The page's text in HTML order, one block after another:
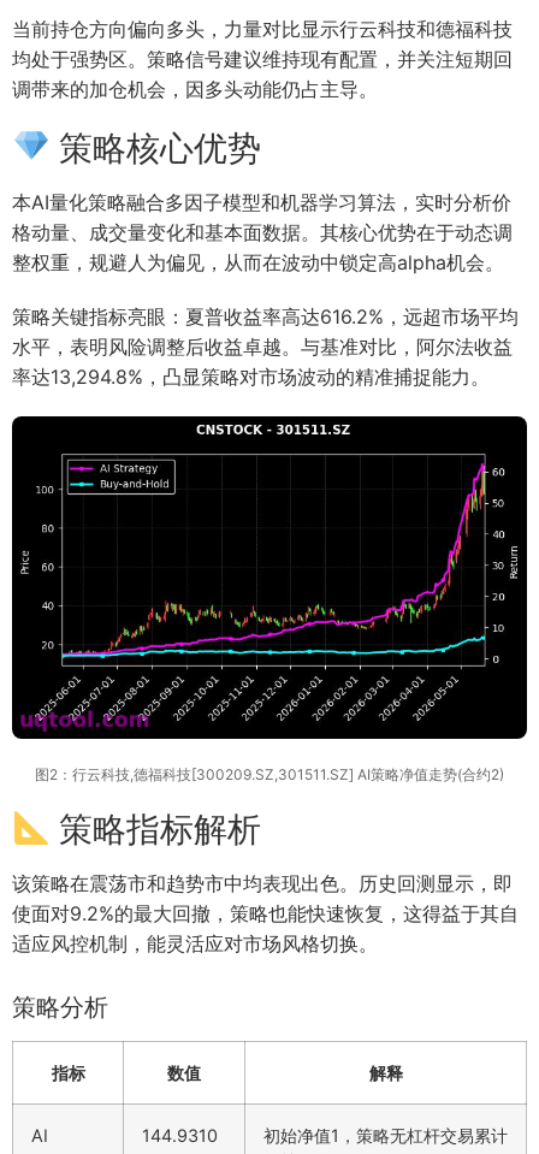
当前持仓方向偏向多头，力量对比显示行云科技和德福科技
均处于强势区。策略信号建议维持现有配置，并关注短期回
调带来的加仓机会，因多头动能仍占主导。
策略核心优势
本AI量化策略融合多因子模型和机器学习算法，实时分析价
格动量、成交量变化和基本面数据。其核心优势在于动态调
整权重，规避人为偏见，从而在波动中锁定高alpha机会。
策略关键指标亮眼：夏普收益率高达616.2%，远超市场平均
水平，表明风险调整后收益卓越。与基准对比，阿尔法收益
率达13,294.8%，凸显策略对市场波动的精准捕捉能力。
图2：行云科技,德福科技[300209.SZ,301511.SZ] AI策略净值走势(合约2)
策略指标解析
该策略在震荡市和趋势市中均表现出色。历史回测显示，即
使面对9.2%的最大回撤，策略也能快速恢复，这得益于其自
适应风控机制，能灵活应对市场风格切换。
策略分析
指标 数值 解释
AI
144.9310
初始净值1，策略无杠杆交易累计